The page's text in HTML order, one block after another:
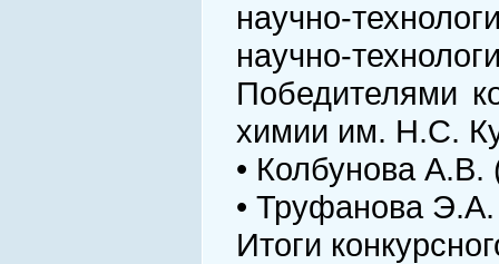
научно-
научно-
Победителями
химии им. Н.С.
• Колбунова
• Труфанова
Итоги